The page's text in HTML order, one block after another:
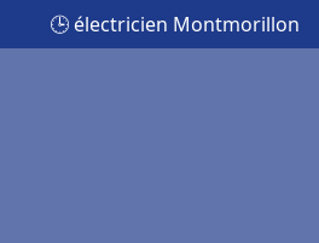
🕒 électricien Montmorillon